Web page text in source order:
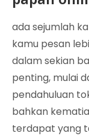
ada sejumlah
kamu pesan
dalam sekian
penting, mulai
pendahuluan
bahkan
terdapat yang